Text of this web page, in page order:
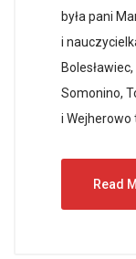
była pani
i
Somonino,
i Wejherowo
Read